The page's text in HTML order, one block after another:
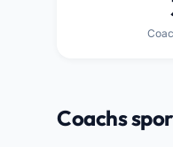
Coachs